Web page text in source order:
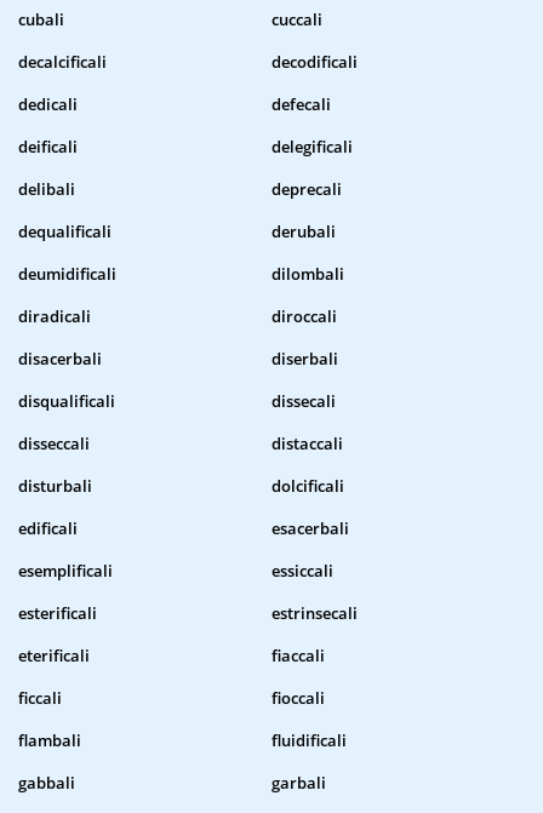
cubali
cuccali
decalcificali
decodificali
dedicali
defecali
deificali
delegificali
delibali
deprecali
dequalificali
derubali
deumidificali
dilombali
diradicali
diroccali
disacerbali
diserbali
disqualificali
dissecali
disseccali
distaccali
disturbali
dolcificali
edificali
esacerbali
esemplificali
essiccali
esterificali
estrinsecali
eterificali
fiaccali
ficcali
fioccali
flambali
fluidificali
gabbali
garbali